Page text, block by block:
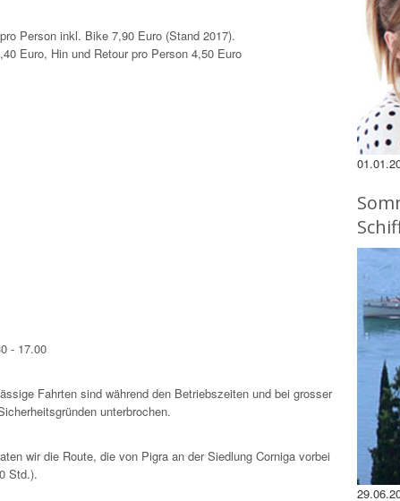
Person inkl. Bike 7,90 Euro (Stand 2017).
Euro, Hin und Retour pro Person 4,50 Euro
- 17.00
Fahrten sind während den Betriebszeiten und bei grosser
unterbrochen.
wir die Route, die von Pigra an der Siedlung Corniga vorbei
Std.).